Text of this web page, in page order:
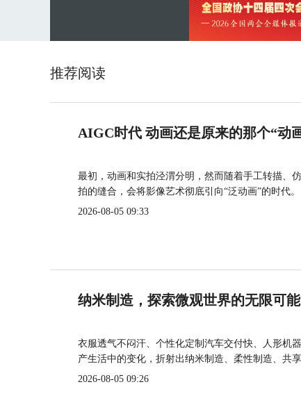
推荐阅读
AIGC时代 动画还是原来的那个“动
最初，动画和实拍泾渭分明，然而随着手工转描、
拍的缝合，会将影像艺术彻底引向“泛动画”的时代。
2026-08-05 09:33
纳米制造，探索微观世界的无限可能
衣服透气不闷汗、个性化定制汽车交付快、人形
产生活中的变化，折射出纳米制造、柔性制造、共享
2026-08-05 09:26